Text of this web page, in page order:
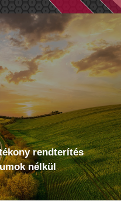
rendterítés
nélkül